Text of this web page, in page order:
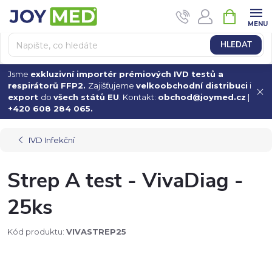
na
obsah
HLEDAT
KOŠÍK
Jsme exkluzivní importér prémiových IVD testů a
respirátorů FFP2. Zajišťujeme velkoobchodní distribuci i
export do všech států EU . Kontakt: obchod@joymed.cz |
+420 608 284 065.
IVD Infekční
Strep A test - VivaDiag -
25ks
Kód produktu: VIVASTREP25